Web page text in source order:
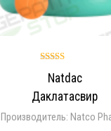
4.93
Natdac
Даклатасвир
Производитель: Natco